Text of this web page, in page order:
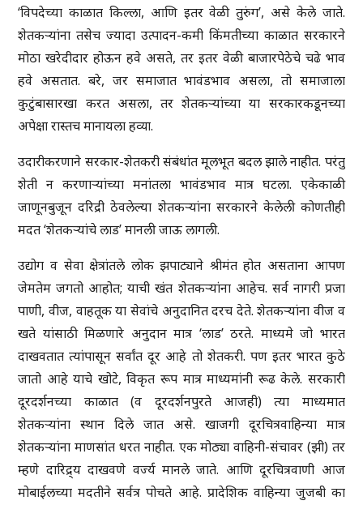
‘विपदेच्या काळात किल्ला, आणि इतर वेळी तुरुंग’, असे केले जाते.
शेतकऱ्यांना तसेच ज्यादा उत्पादन-कमी किंमतीच्या काळात सरकारने
मोठा खरेदीदार होऊन हवे असते, तर इतर वेळी बाजारपेठेचे चढे भाव
हवे असतात. बरे, जर समाजात भावंडभाव असला, तो समाजाला
कुटुंबासारखा करत असला, तर शेतकऱ्यांच्या या सरकारकडूनच्या
अपेक्षा रास्तच मानायला हव्या.
उदारीकरणाने सरकार-शेतकरी संबंधांत मूलभूत बदल झाले नाहीत. परंतु
शेती न करणाऱ्यांच्या मनांतला भावंडभाव मात्र घटला. एकेकाळी
जाणूनबुजून दरिद्री ठेवलेल्या शेतकऱ्यांना सरकारने केलेली कोणतीही
मदत ‘शेतकऱ्यांचे लाड’ मानली जाऊ लागली.
उद्योग व सेवा क्षेत्रांतले लोक झपाट्याने श्रीमंत होत असताना आपण
जेमतेम जगतो आहोत; याची खंत शेतकऱ्यांना आहेच. सर्व नागरी प्रजा
पाणी, वीज, वाहतूक या सेवांचे अनुदानित दरच देते. शेतकऱ्यांना वीज व
खते यांसाठी मिळणारे अनुदान मात्र ‘लाड’ ठरते. माध्यमे जो भारत
दाखवतात त्यांपासून सर्वांत दूर आहे तो शेतकरी. पण इतर भारत कुठे
जातो आहे याचे खोटे, विकृत रूप मात्र माध्यमांनी रूढ केले. सरकारी
दूरदर्शनच्या काळात (व दूरदर्शनपुरते आजही) त्या माध्यमात
शेतकऱ्यांना स्थान दिले जात असे. खाजगी दूरचित्रवाहिन्या मात्र
शेतकऱ्यांना माणसांत धरत नाहीत. एक मोठ्या वाहिनी-संचावर (झी) तर
म्हणे दारिद्र्य दाखवणे वर्ज्य मानले जाते. आणि दूरचित्रवाणी आज
मोबाईलच्या मदतीने सर्वत्र पोचते आहे. प्रादेशिक वाहिन्या जुजबी का